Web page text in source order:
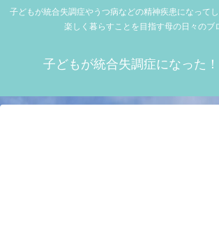
子どもが統合失調症やうつ病などの精神疾患になって
楽しく暮らすことを目指す母の日々のブ
子どもが統合失調症になった